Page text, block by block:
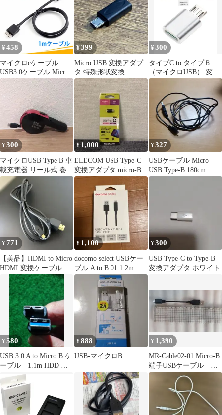
¥ 458
マイクロcケーブル
USB3.0ケーブル Micro
ＵＳＢ 外付けHDD用
データ転送線 usb
microb ケーブル（１
¥399
Micro USB 変換アダプ
タ 特殊形状変換
¥300
タイプC to タイプＢ
（マイクロUSB） 変換
アダプタ TypeB Micro
¥300
マイクロUSB Type B 車
載充電器 リール式 巻取
式
¥ 1,000
ELECOM USB Type-C
変換アダプタ micro-B
¥327
USBケーブル Micro
USB Type-B 180cm
¥ 771
【美品】HDMI to Micro
HDMI 変換ケーブル 金
メッキ端子
¥ 1,100
docomo select USBケー
ブル A to B 01 1.2m
¥300
USB Type-C to Type-B
変換アダプタ ホワイト
¥580
USB 3.0 A to Micro B ケ
ーブル 1.1m HDD 用
¥888
USB-マイクロB
¥ 1,390
MR-Cable02-01 Micro-B
端子USBケーブル 全
長約13.5cm